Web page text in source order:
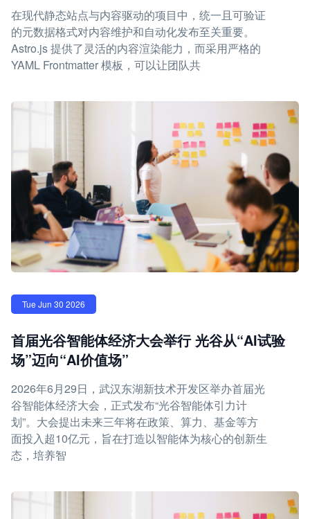
在现代静态站点与内容驱动的项目中，统一且可验证
的元数据格式对内容维护和自动化发布至关重要。
Astro.js 提供了灵活的内容渲染能力，而采用严格的
YAML Frontmatter 模板，可以让团队共
Tue Jun 30 2026
首届光谷智能体经济大会举行 光谷从“AI试验
场”迈向“AI价值场”
2026年6月29日，武汉东湖新技术开发区举办首届光
谷智能体经济大会，正式发布“光谷智能体引力计
划”。大会提出未来三年将在政策、算力、基金等方
面投入超10亿元，旨在打造以智能体为核心的创新生
态，培养智